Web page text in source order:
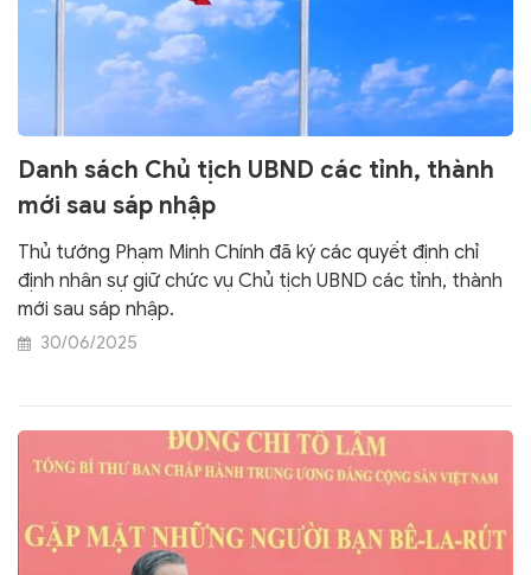
Danh sách Chủ tịch UBND các tỉnh, thành
mới sau sáp nhập
Thủ tướng Phạm Minh Chính đã ký các quyết định chỉ
định nhân sự giữ chức vụ Chủ tịch UBND các tỉnh, thành
mới sau sáp nhập.
30/06/2025